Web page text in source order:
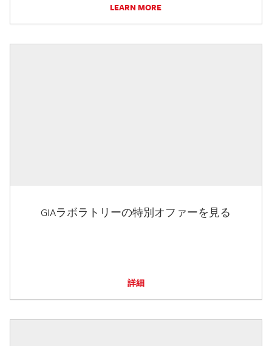
LEARN MORE
GIAラボラトリーの特別オファーを見る
詳細